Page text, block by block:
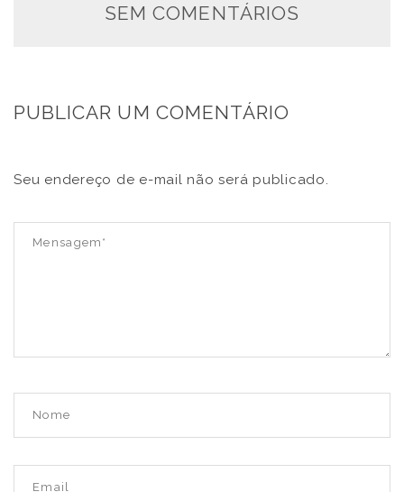
SEM COMENTÁRIOS
PUBLICAR UM COMENTÁRIO
Seu endereço de e-mail não será publicado.